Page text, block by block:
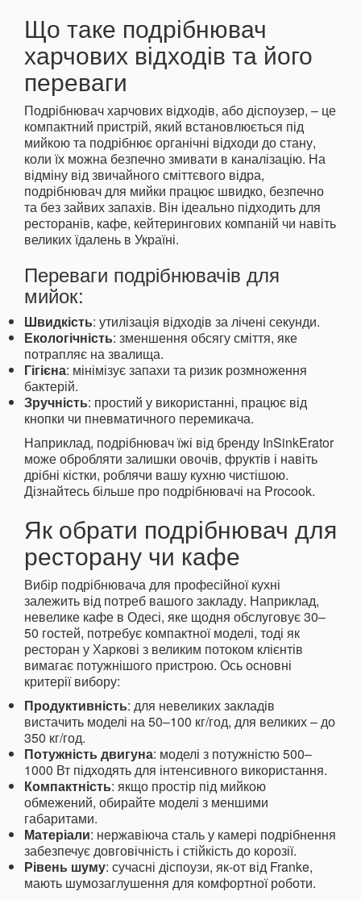
Що таке подрібнювач
харчових відходів та його
переваги
Подрібнювач харчових відходів, або діспоузер, – це
компактний пристрій, який встановлюється під
мийкою та подрібнює органічні відходи до стану,
коли їх можна безпечно змивати в каналізацію. На
відміну від звичайного сміттєвого відра,
подрібнювач для мийки працює швидко, безпечно
та без зайвих запахів. Він ідеально підходить для
ресторанів, кафе, кейтерингових компаній чи навіть
великих їдалень в Україні.
Переваги подрібнювачів для
мийок:
Швидкість: утилізація відходів за лічені секунди.
Екологічність: зменшення обсягу сміття, яке
потрапляє на звалища.
Гігієна: мінімізує запахи та ризик розмноження
бактерій.
Зручність: простий у використанні, працює від
кнопки чи пневматичного перемикача.
Наприклад, подрібнювач їжі від бренду InSinkErator
може обробляти залишки овочів, фруктів і навіть
дрібні кістки, роблячи вашу кухню чистішою.
Дізнайтесь більше про подрібнювачі на Procook.
Як обрати подрібнювач для
ресторану чи кафе
Вибір подрібнювача для професійної кухні
залежить від потреб вашого закладу. Наприклад,
невелике кафе в Одесі, яке щодня обслуговує 30–
50 гостей, потребує компактної моделі, тоді як
ресторан у Харкові з великим потоком клієнтів
вимагає потужнішого пристрою. Ось основні
критерії вибору:
Продуктивність: для невеликих закладів
вистачить моделі на 50–100 кг/год, для великих – до
350 кг/год.
Потужність двигуна: моделі з потужністю 500–
1000 Вт підходять для інтенсивного використання.
Компактність: якщо простір під мийкою
обмежений, обирайте моделі з меншими
габаритами.
Матеріали: нержавіюча сталь у камері подрібнення
забезпечує довговічність і стійкість до корозії.
Рівень шуму: сучасні діспоузи, як-от від Franke,
мають шумозаглушення для комфортної роботи.